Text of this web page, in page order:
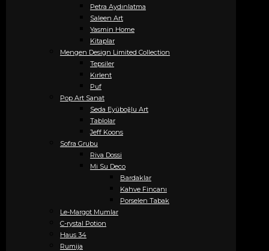
Petra Aydınlatma
Saleen Art
Yasmin Home
Kitaplar
Mengen Design Limited Collection
Tepsiler
Kırlent
Puf
Pop Art Sanat
Seda Eyüboğlu Art
Tablolar
Jeff Koons
Sofra Grubu
Riva Dossi
Mi Su Deco
Bardaklar
Kahve Fincanı
Porselen Tabak
Le-Margot Mumlar
C-rystal Potion
Haus 34
Rumija